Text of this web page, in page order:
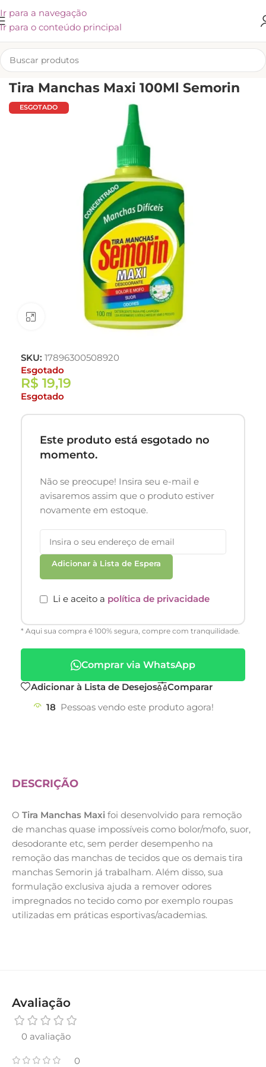
Ir para a navegação
Ir para o conteúdo principal
INÍCIO/KLIVEX
Tira Manchas Maxi 100Ml Semorin
ESGOTADO
Clique para ampliar
SKU: 17896300508920
Esgotado
R$ 19,19
Esgotado
Este produto está esgotado no
momento.
Não se preocupe! Insira seu e-mail e
avisaremos assim que o produto estiver
novamente em estoque.
Adicionar à Lista de Espera
Li e aceito a política de privacidade
* Aqui sua compra é 100% segura, compre com tranquilidade.
Comprar via WhatsApp
Adicionar à Lista de Desejos
Comparar
18 Pessoas vendo este produto agora!
DESCRIÇÃO
O Tira Manchas Maxi foi desenvolvido para remoção
de manchas quase impossíveis como bolor/mofo, suor,
desodorante etc, sem perder desempenho na
remoção das manchas de tecidos que os demais tira
manchas Semorin já trabalham. Além disso, sua
formulação exclusiva ajuda a remover odores
impregnados no tecido como por exemplo roupas
utilizadas em práticas esportivas/academias.
Avaliação
0 avaliação
0